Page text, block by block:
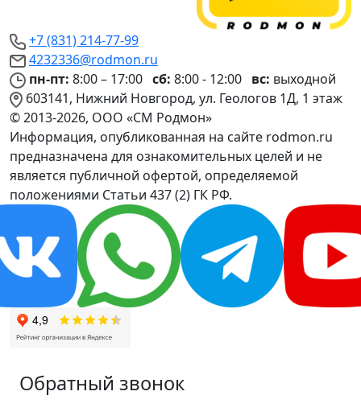
+7 (831) 214-77-99
4232336@rodmon.ru
пн-пт: 8:00 – 17:00 сб: 8:00 - 12:00 вс: выходной
603141, Нижний Новгород, ул. Геологов 1Д, 1 этаж
© 2013-2026, ООО «СМ Родмон»
Информация, опубликованная на сайте rodmon.ru
предназначена для ознакомительных целей и не
является публичной офертой, определяемой
положениями Статьи 437 (2) ГК РФ.
Обратный звонок